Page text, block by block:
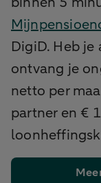
DigiD. Heb
ontvang je
netto per
partner en €